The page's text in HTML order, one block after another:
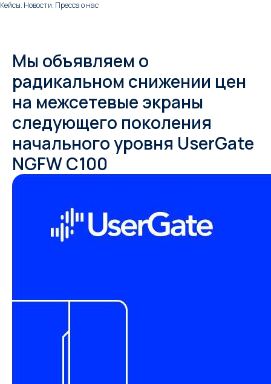
Кейсы. Новости. Пресса о нас
Мы объявляем о
радикальном снижении цен
на межсетевые экраны
следующего поколения
начального уровня UserGate
NGFW C100